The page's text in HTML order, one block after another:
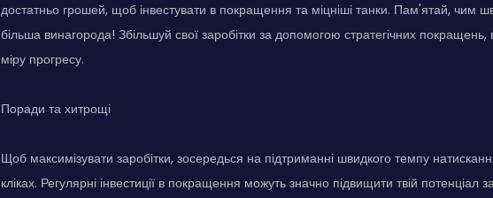
достатньо грошей, щоб інвестувати в покращення та міцніші танки. Пам'ятай, чим
більша винагорода! Збільшуй свої заробітки за допомогою стратегічних покращень,
міру прогресу.
Поради та хитрощі
Щоб максимізувати заробітки, зосередься на підтриманні швидкого темпу
кліках. Регулярні інвестиції в покращення можуть значно підвищити твій потенціал